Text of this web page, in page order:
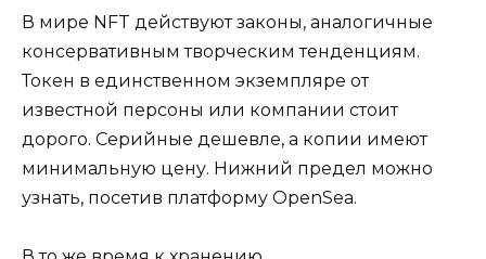
В мире NFT действуют законы, аналогичные
консервативным творческим тенденциям.
Токен в единственном экземпляре от
известной персоны или компании стоит
дорого. Серийные дешевле, а копии имеют
минимальную цену. Нижний предел можно
узнать, посетив платформу OpenSea.